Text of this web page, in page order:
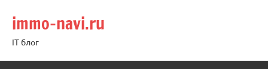
содержимому
immo-navi.ru
IT блог